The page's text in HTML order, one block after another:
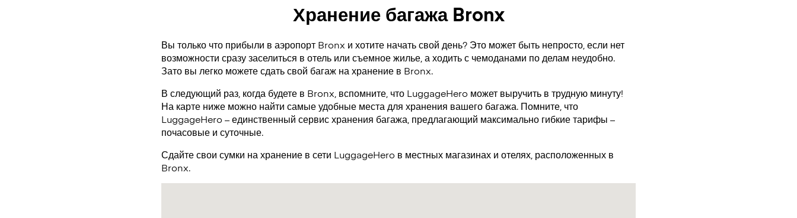
Хранение багажа Bronx
Вы только что прибыли в аэропорт Bronx и хотите начать свой день? Это может быть непросто, если нет
возможности сразу заселиться в отель или съемное жилье, а ходить с чемоданами по делам неудобно.
Зато вы легко можете сдать свой багаж на хранение в Bronx.
В следующий раз, когда будете в Bronx, вспомните, что LuggageHero может выручить в трудную минуту!
На карте ниже можно найти самые удобные места для хранения вашего багажа. Помните, что
LuggageHero – единственный сервис хранения багажа, предлагающий максимально гибкие тарифы –
почасовые и суточные.
Сдайте свои сумки на хранение в сети LuggageHero в местных магазинах и отелях, расположенных в
Bronx.